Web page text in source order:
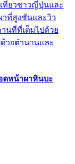
ที่ยวชาวญี่ปุ่นและ
าที่สูงชันและวิว
นที่ที่เต็มไปด้วย
วยตำนานและ
ดหน้าผาหินบะ